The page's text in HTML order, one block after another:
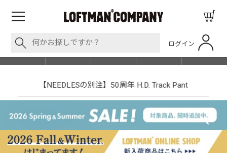
ログイン
SHOP LIST
【NEEDLESの別注】50周年 H.D. Track Pant